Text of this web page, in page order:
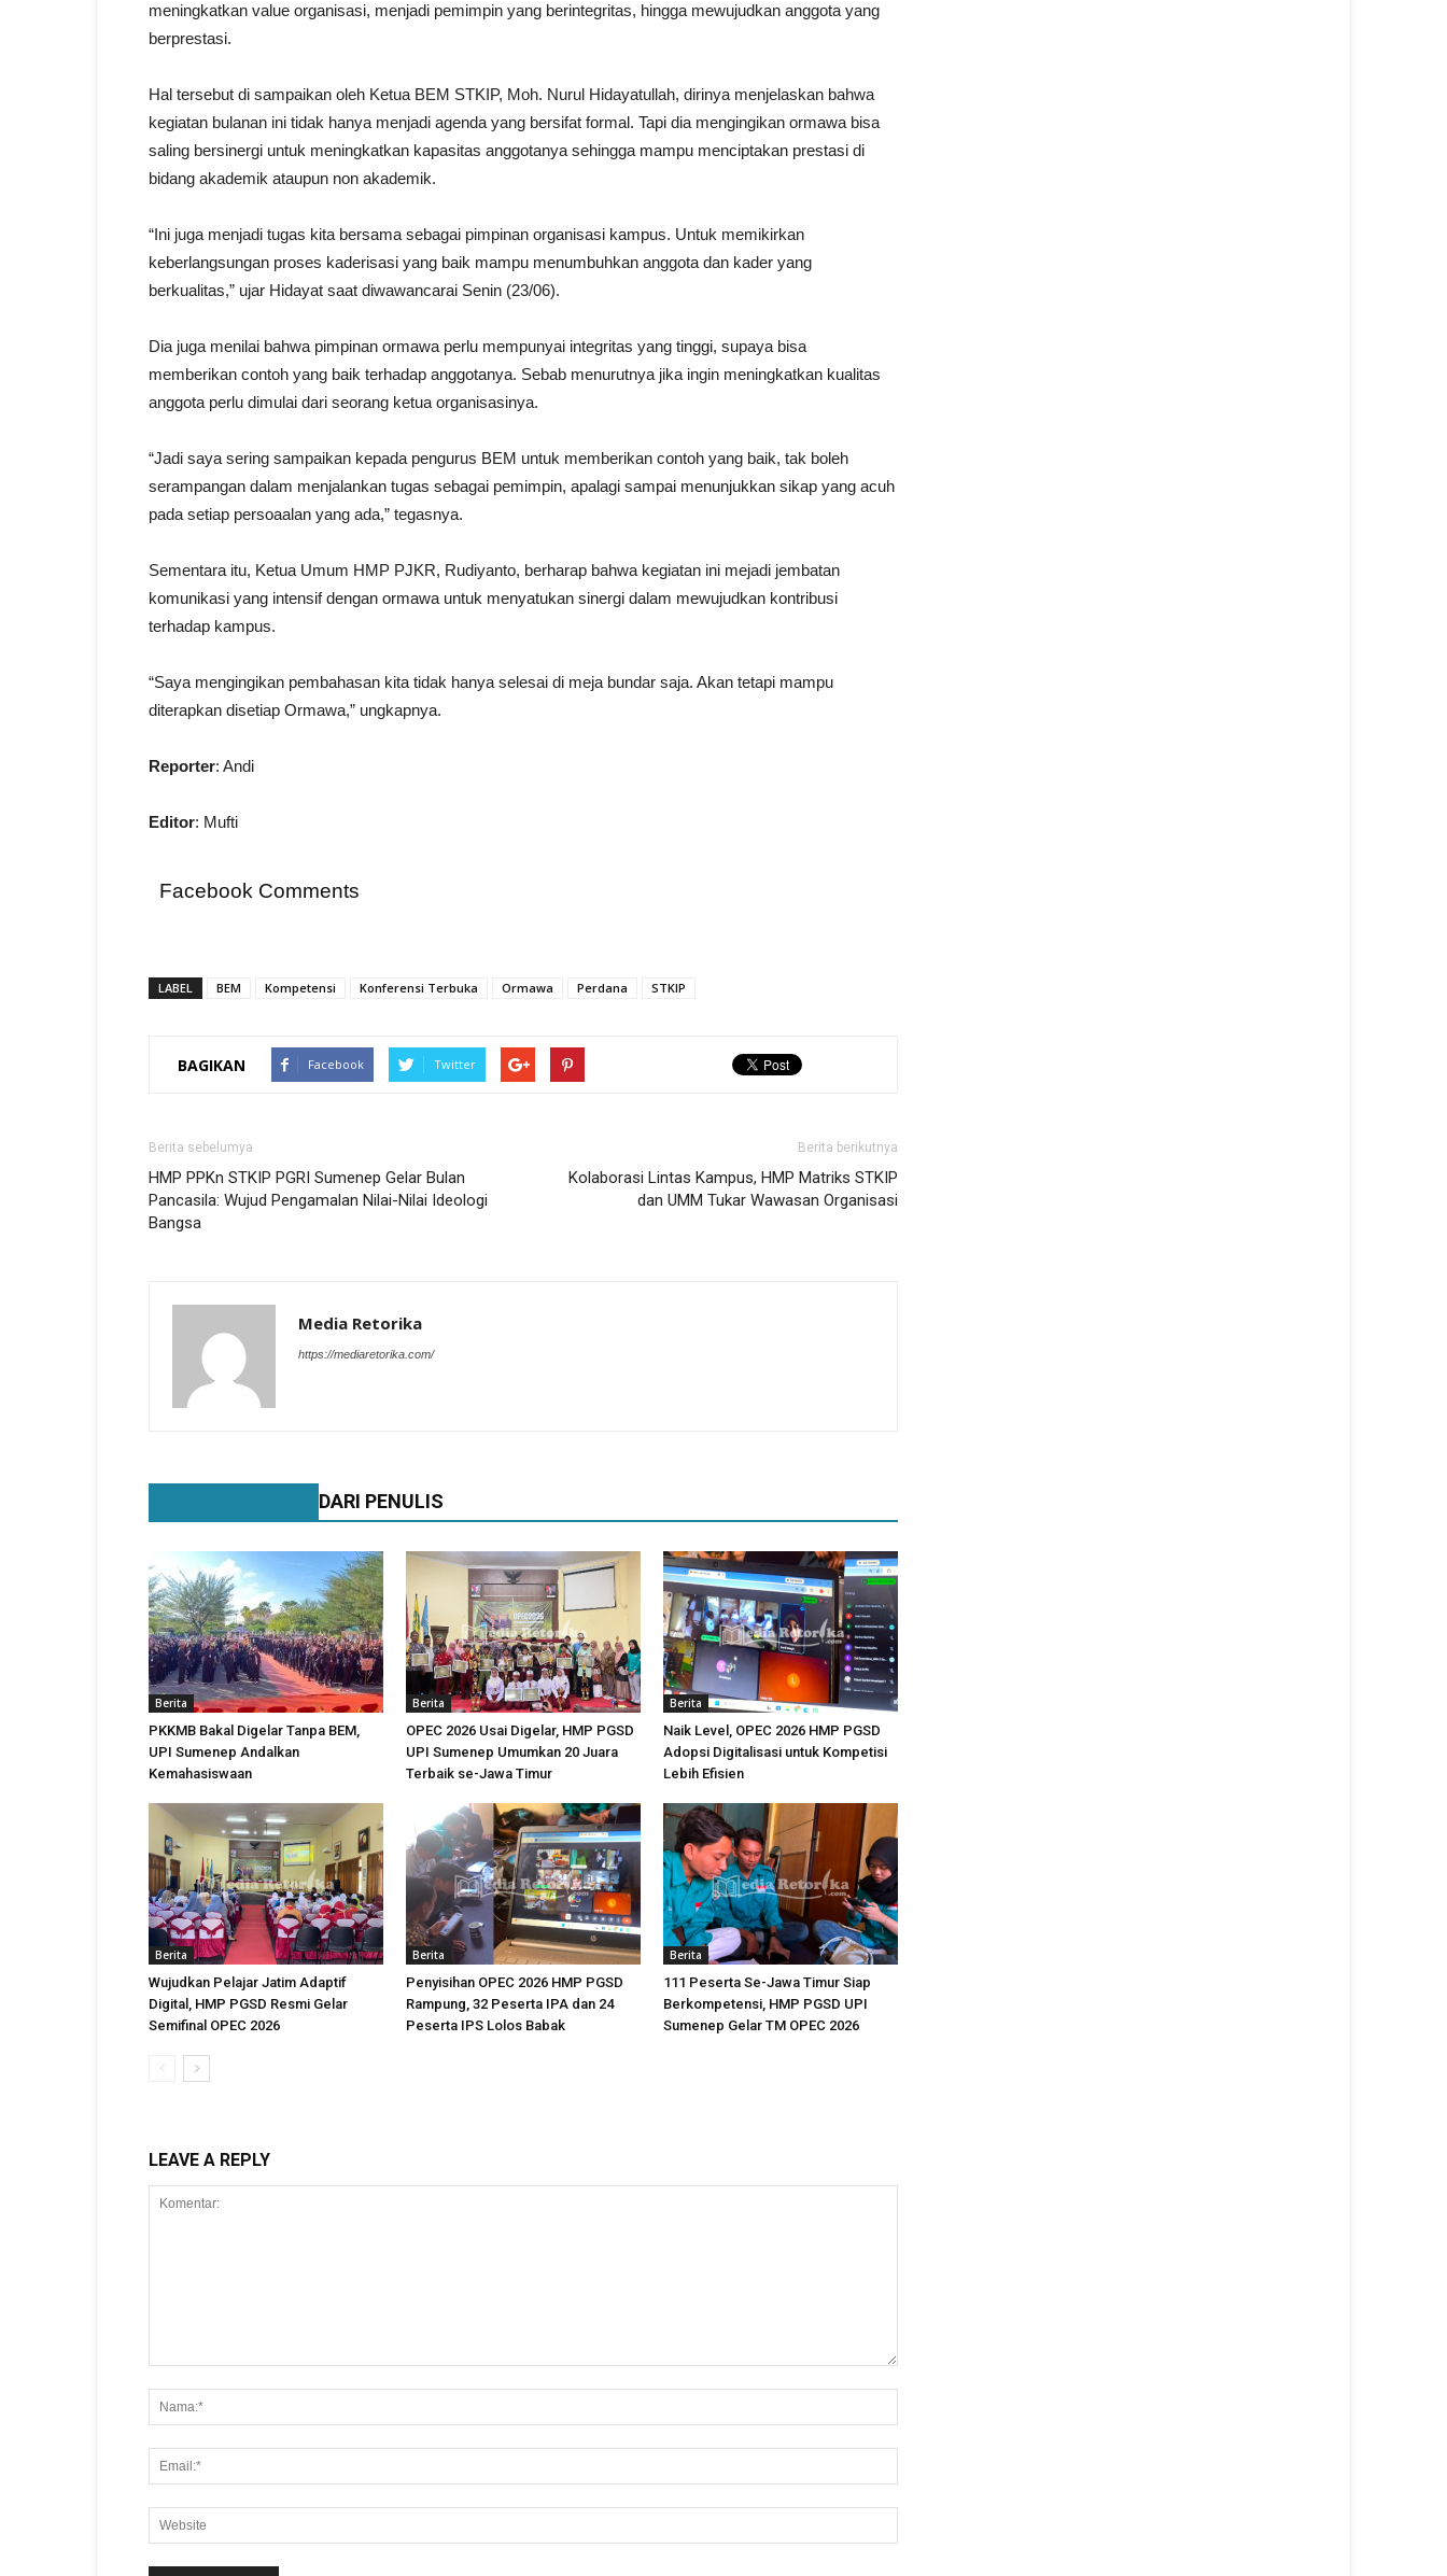
meningkatkan value organisasi, menjadi pemimpin yang berintegritas, hingga mewujudkan anggota yang
berprestasi.
Hal tersebut di sampaikan oleh Ketua BEM STKIP, Moh. Nurul Hidayatullah, dirinya menjelaskan bahwa
kegiatan bulanan ini tidak hanya menjadi agenda yang bersifat formal. Tapi dia mengingikan ormawa bisa
saling bersinergi untuk meningkatkan kapasitas anggotanya sehingga mampu menciptakan prestasi di
bidang akademik ataupun non akademik.
“Ini juga menjadi tugas kita bersama sebagai pimpinan organisasi kampus. Untuk memikirkan
keberlangsungan proses kaderisasi yang baik mampu menumbuhkan anggota dan kader yang
berkualitas,” ujar Hidayat saat diwawancarai Senin (23/06).
Dia juga menilai bahwa pimpinan ormawa perlu mempunyai integritas yang tinggi, supaya bisa
memberikan contoh yang baik terhadap anggotanya. Sebab menurutnya jika ingin meningkatkan kualitas
anggota perlu dimulai dari seorang ketua organisasinya.
“Jadi saya sering sampaikan kepada pengurus BEM untuk memberikan contoh yang baik, tak boleh
serampangan dalam menjalankan tugas sebagai pemimpin, apalagi sampai menunjukkan sikap yang acuh
pada setiap persoaalan yang ada,” tegasnya.
Sementara itu, Ketua Umum HMP PJKR, Rudiyanto, berharap bahwa kegiatan ini mejadi jembatan
komunikasi yang intensif dengan ormawa untuk menyatukan sinergi dalam mewujudkan kontribusi
terhadap kampus.
“Saya mengingikan pembahasan kita tidak hanya selesai di meja bundar saja. Akan tetapi mampu
diterapkan disetiap Ormawa,” ungkapnya.
Reporter: Andi
Editor: Mufti
Facebook Comments
LABEL BEM Kompetensi Konferensi Terbuka Ormawa Perdana STKIP
BAGIKAN Facebook Twitter
Berita sebelumya
HMP PPKn STKIP PGRI Sumenep Gelar Bulan
Pancasila: Wujud Pengamalan Nilai-Nilai Ideologi
Bangsa
Berita berikutnya
Kolaborasi Lintas Kampus, HMP Matriks STKIP
dan UMM Tukar Wawasan Organisasi
Media Retorika
https://mediaretorika.com/
DARI PENULIS
Berita
PKKMB Bakal Digelar Tanpa BEM,
UPI Sumenep Andalkan
Kemahasiswaan
Berita
OPEC 2026 Usai Digelar, HMP PGSD
UPI Sumenep Umumkan 20 Juara
Terbaik se-Jawa Timur
Berita
Naik Level, OPEC 2026 HMP PGSD
Adopsi Digitalisasi untuk Kompetisi
Lebih Efisien
Berita
Wujudkan Pelajar Jatim Adaptif
Digital, HMP PGSD Resmi Gelar
Semifinal OPEC 2026
Berita
Penyisihan OPEC 2026 HMP PGSD
Rampung, 32 Peserta IPA dan 24
Peserta IPS Lolos Babak
Berita
111 Peserta Se-Jawa Timur Siap
Berkompetensi, HMP PGSD UPI
Sumenep Gelar TM OPEC 2026
LEAVE A REPLY